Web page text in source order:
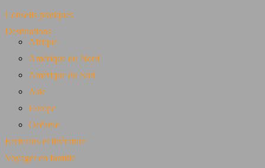
Conseils pratiques
Destinations
Afrique
Amérique du Nord
Amérique du Sud
Asie
Europe
Océanie
Ecrivains et littérature
Voyager en famille